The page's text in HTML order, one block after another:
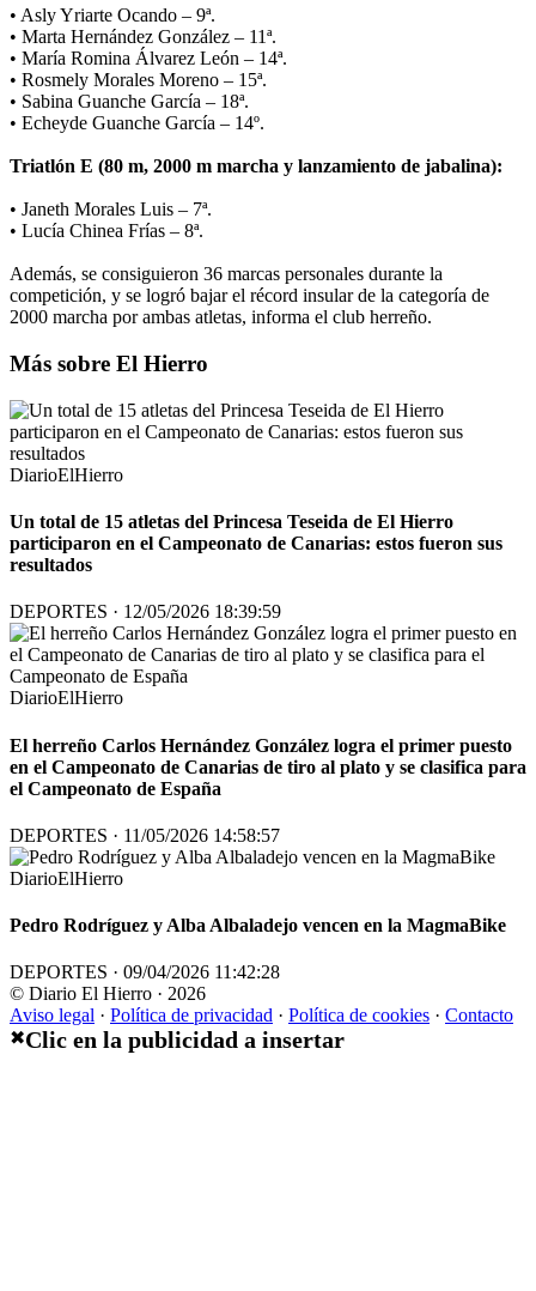
• Asly Yriarte Ocando – 9ª.
• Marta Hernández González – 11ª.
• María Romina Álvarez León – 14ª.
• Rosmely Morales Moreno – 15ª.
• Sabina Guanche García – 18ª.
• Echeyde Guanche García – 14º.
Triatlón E (80 m, 2000 m marcha y lanzamiento de jabalina):
• Janeth Morales Luis – 7ª.
• Lucía Chinea Frías – 8ª.
Además, se consiguieron 36 marcas personales durante la
competición, y se logró bajar el récord insular de la categoría de
2000 marcha por ambas atletas, informa el club herreño.
Más sobre El Hierro
DiarioElHierro
Un total de 15 atletas del Princesa Teseida de El Hierro
participaron en el Campeonato de Canarias: estos fueron sus
resultados
DEPORTES · 12/05/2026 18:39:59
DiarioElHierro
El herreño Carlos Hernández González logra el primer puesto
en el Campeonato de Canarias de tiro al plato y se clasifica para
el Campeonato de España
DEPORTES · 11/05/2026 14:58:57
DiarioElHierro
Pedro Rodríguez y Alba Albaladejo vencen en la MagmaBike
DEPORTES · 09/04/2026 11:42:28
© Diario El Hierro · 2026
Aviso legal · Política de privacidad · Política de cookies · Contacto
✖Clic en la publicidad a insertar